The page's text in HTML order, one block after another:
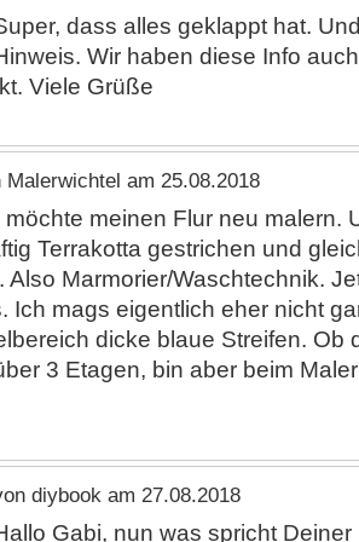
dass alles geklappt hat.
Wir haben diese Info
Viele Grüße
Malerwichtel am 25.08.2018
möchte meinen Flur neu malern.
Terrakotta gestrichen und
Also Marmorier/Waschtechnik.
Ich mags eigentlich eher nicht
dicke blaue Streifen. Ob
3 Etagen, bin aber beim
diybook am 27.08.2018
Gabi, nun was spricht